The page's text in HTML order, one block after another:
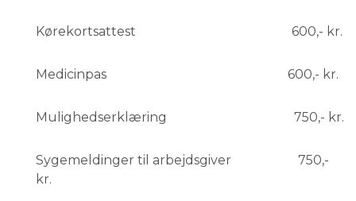
Kørekortsattest 600,- kr.
Medicinpas 600,- kr.
Mulighedserklæring 750,- kr.
Sygemeldinger til arbejdsgiver 750,-
kr.